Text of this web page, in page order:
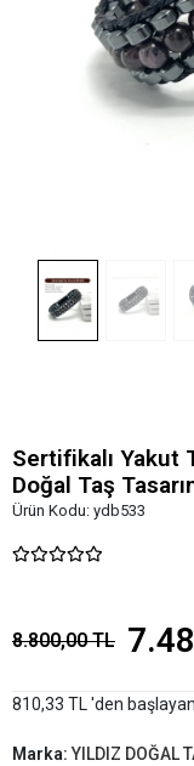
Sertifikalı Yakut
Doğal Taş
Ürün Kodu: ydb533
8.800,00 TL
810,33 TL 'den
Marka:YILDIZ DOĞAL